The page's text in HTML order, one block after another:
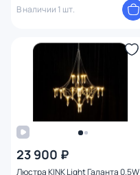
В наличии 1 шт.
23 900 ₽
Люстра KINK Light Галанта 0.5W